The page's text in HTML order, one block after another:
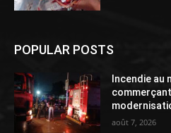
POPULAR POSTS
Incendie au
août 7, 2026